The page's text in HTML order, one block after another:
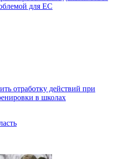
для EC
отработку действий при
в школах